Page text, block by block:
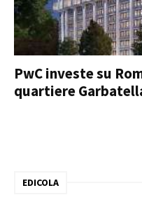
PwC investe su
quartiere
EDICOLA